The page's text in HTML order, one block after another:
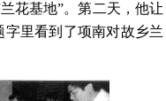
花基地”。第二天，他让
字里看到了项南对故乡兰